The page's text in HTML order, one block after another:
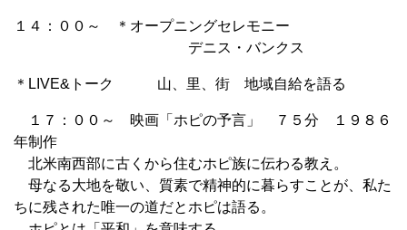
１４：００～ ＊オープニングセレモニー
デニス・バンクス
＊LIVE&トーク 山、里、街 地域自給を語る
１７：００～ 映画「ホピの予言」 ７５分 １９８６
年制作
北米南西部に古くから住むホピ族に伝わる教え。
母なる大地を敬い、質素で精神的に暮らすことが、私た
ちに残された唯一の道だとホピは語る。